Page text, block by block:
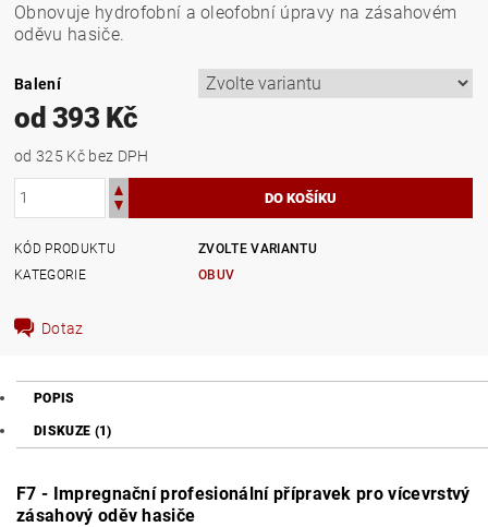
Obnovuje hydrofobní a oleofobní úpravy na zásahovém
oděvu hasiče.
Balení
od 393 Kč
od 325 Kč bez DPH
KÓD PRODUKTU
ZVOLTE VARIANTU
KATEGORIE
OBUV
Dotaz
POPIS
DISKUZE (1)
F7 - Impregnační profesionální přípravek pro vícevrstvý
zásahový oděv hasiče